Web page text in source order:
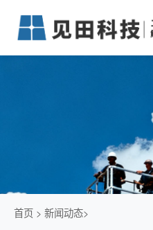
业务中心
仓储物流通道解决方案
智能立体库解决方案
简易升降机解决方案
新闻动态
传统仓储物流
石油化工行业
发展历程
首页 > 新闻动态>